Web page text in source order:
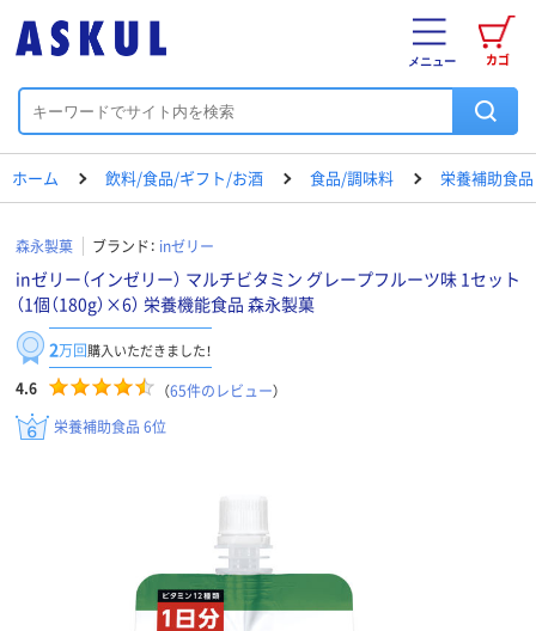
カゴ
メニュー
ホーム 飲料/食品/ギフト/お酒 食品/調味料 栄養補助食品
森永製菓 ブランド： inゼリー
inゼリー（インゼリー） マルチビタミン グレープフルーツ味 1セット
（1個（180g）×6） 栄養機能食品 森永製菓
2万回購入いただきました！
4.6 （65件のレビュー）
栄養補助食品 6位